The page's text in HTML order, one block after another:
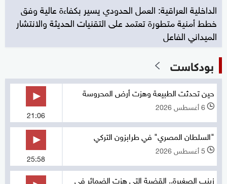
الداخلية العراقية: العمل الحدودي يسير بكفاءة عالية وفق
خطط أمنية متطورة تعتمد على التقنيات الحديثة والانتشار
الميداني الفاعل
بودكاست
حين تحدثت الطبيعة وهزت أرض المحروسة
l 6 أغسطس 2026
21:06
"السلطان المصري" في طرابزون التركي
l 5 أغسطس 2026
25:58
زينب الصغيرة.. القضية التي هزت الضمائر في